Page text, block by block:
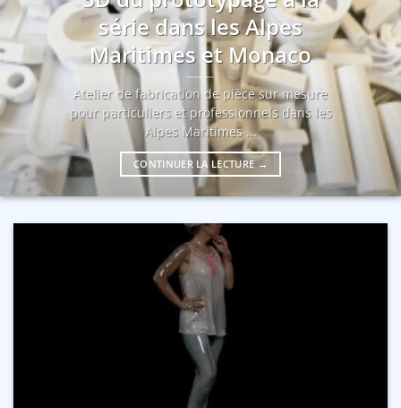
série dans les Alpes
Maritimes et Monaco
Atelier de fabrication de pièce sur mesure
pour particuliers et professionnels dans les
Alpes Maritimes ...
CONTINUER LA LECTURE →